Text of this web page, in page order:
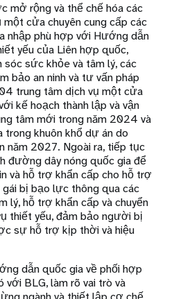
mở rộng và thể chế hóa các
một cửa chuyên cung cấp các
nhập phù hợp với Hướng dẫn
yếu của Liên hợp quốc,
sóc sức khỏe và tâm lý, các
bảo an ninh và tư vấn pháp
trung tâm dịch vụ một cửa
kế hoạch thành lập và vận
tâm mới trong năm 2024 và
khuôn khổ dự án do
năm 2027. Ngoài ra, tiếp tục
đường dây nóng quốc gia để
và hỗ trợ khẩn cấp cho hỗ trợ
bị bạo lực thông qua các
lý, hỗ trợ khẩn cấp và chuyển
thiết yếu, đảm bảo người bị
sự hỗ trợ kịp thời và hiệu
dẫn quốc gia về phối hợp
với BLG, làm rõ vai trò và